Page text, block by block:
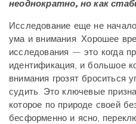
неоднократно, но как
Исследование еще не
ума и внимания. Хорошее
исследования — это когда
идентификация, и большое
внимания грозят броситься
судить. Это ключевые
которое по природе своей
бесформенно и ясно,